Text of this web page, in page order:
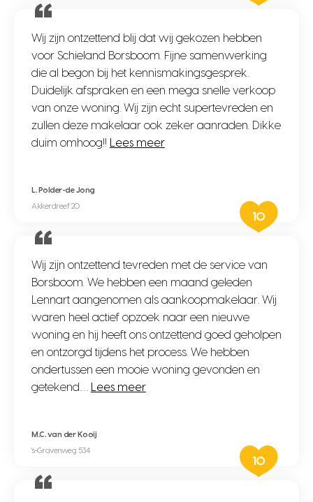
Wij zijn ontzettend blij dat wij gekozen hebben
voor Schieland Borsboom. Fijne samenwerking
die al begon bij het kennismakingsgesprek.
Duidelijk afspraken en een mega snelle verkoop
van onze woning. Wij zijn echt supertevreden en
zullen deze makelaar ook zeker aanraden. Dikke
duim omhoog!!
Lees meer
L. Polder-de Jong
Akkerdreef 20
10
Wij zijn ontzettend tevreden met de service van
Borsboom. We hebben een maand geleden
Lennart aangenomen als aankoopmakelaar. Wij
waren heel actief opzoek naar een nieuwe
woning en hij heeft ons ontzettend goed geholpen
en ontzorgd tijdens het process. We hebben
ondertussen een mooie woning gevonden en
getekend.…
Lees meer
M.C. van der Kooij
's-Gravenweg 534
10